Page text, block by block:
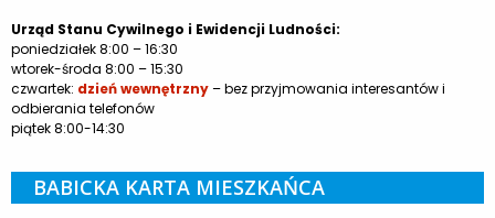
Urząd Stanu Cywilnego i Ewidencji Ludności:
poniedziałek 8:00 – 16:30
wtorek-środa 8:00 – 15:30
czwartek: dzień wewnętrzny– bez przyjmowania interesantów i
odbierania telefonów
piątek 8:00-14:30
BABICKA KARTA MIESZKAŃCA